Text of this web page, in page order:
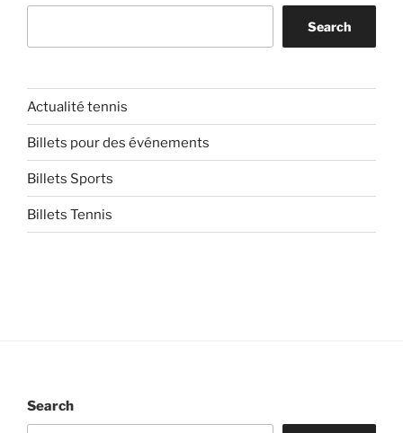
Search
Actualité tennis
Billets pour des événements
Billets Sports
Billets Tennis
Search